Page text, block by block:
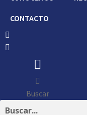
CONTACTO
Buscar